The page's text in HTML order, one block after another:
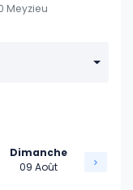
Meyzieu
Dimanche
09 Août